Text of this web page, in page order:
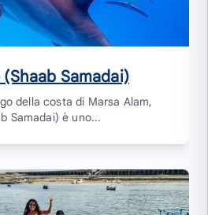
Samadai)
della costa di Marsa Alam,
Samadai) è uno...